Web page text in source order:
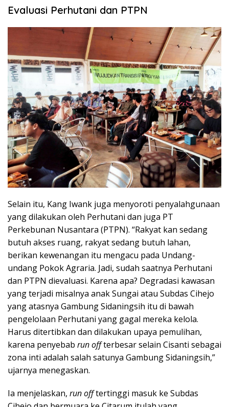
Evaluasi Perhutani dan PTPN
Selain itu, Kang Iwank juga menyoroti penyalahgunaan
yang dilakukan oleh Perhutani dan juga PT
Perkebunan Nusantara (PTPN). “Rakyat kan sedang
butuh akses ruang, rakyat sedang butuh lahan,
berikan kewenangan itu mengacu pada Undang-
undang Pokok Agraria. Jadi, sudah saatnya Perhutani
dan PTPN dievaluasi. Karena apa? Degradasi kawasan
yang terjadi misalnya anak Sungai atau Subdas Cihejo
yang atasnya Gambung Sidaningsih itu di bawah
pengelolaan Perhutani yang gagal mereka kelola.
Harus ditertibkan dan dilakukan upaya pemulihan,
karena penyebab run offterbesar selain Cisanti sebagai
zona inti adalah salah satunya Gambung Sidaningsih,”
ujarnya menegaskan.
Ia menjelaskan, run offtertinggi masuk ke Subdas